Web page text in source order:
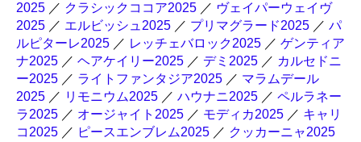
2025 ／ クラシックココア2025 ／ ヴェイパーウェイヴ
2025 ／ エルビッシュ2025 ／ プリマグラード2025 ／ パ
ルピターレ2025 ／ レッチェバロック2025 ／ ゲンティア
ナ2025 ／ ヘアケイリー2025 ／ デミ2025 ／ カルセドニ
ー2025 ／ ライトファンタジア2025 ／ マラムデール
2025 ／ リモニウム2025 ／ ハウナニ2025 ／ ペルラネー
ラ2025 ／ オージャイト2025 ／ モディカ2025 ／ キャリ
コ2025 ／ ピースエンブレム2025 ／ クッカーニャ2025